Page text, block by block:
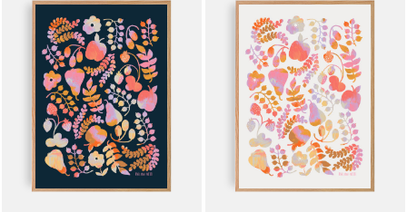
muunnelma.
valinnat
tuotteen
sivulla.
useampi
muunnelma.
valinnat
tuotteen
sivulla.